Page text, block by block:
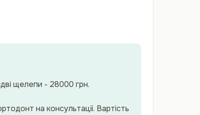
щелепи - 28000 грн.
на консультації. Вартість